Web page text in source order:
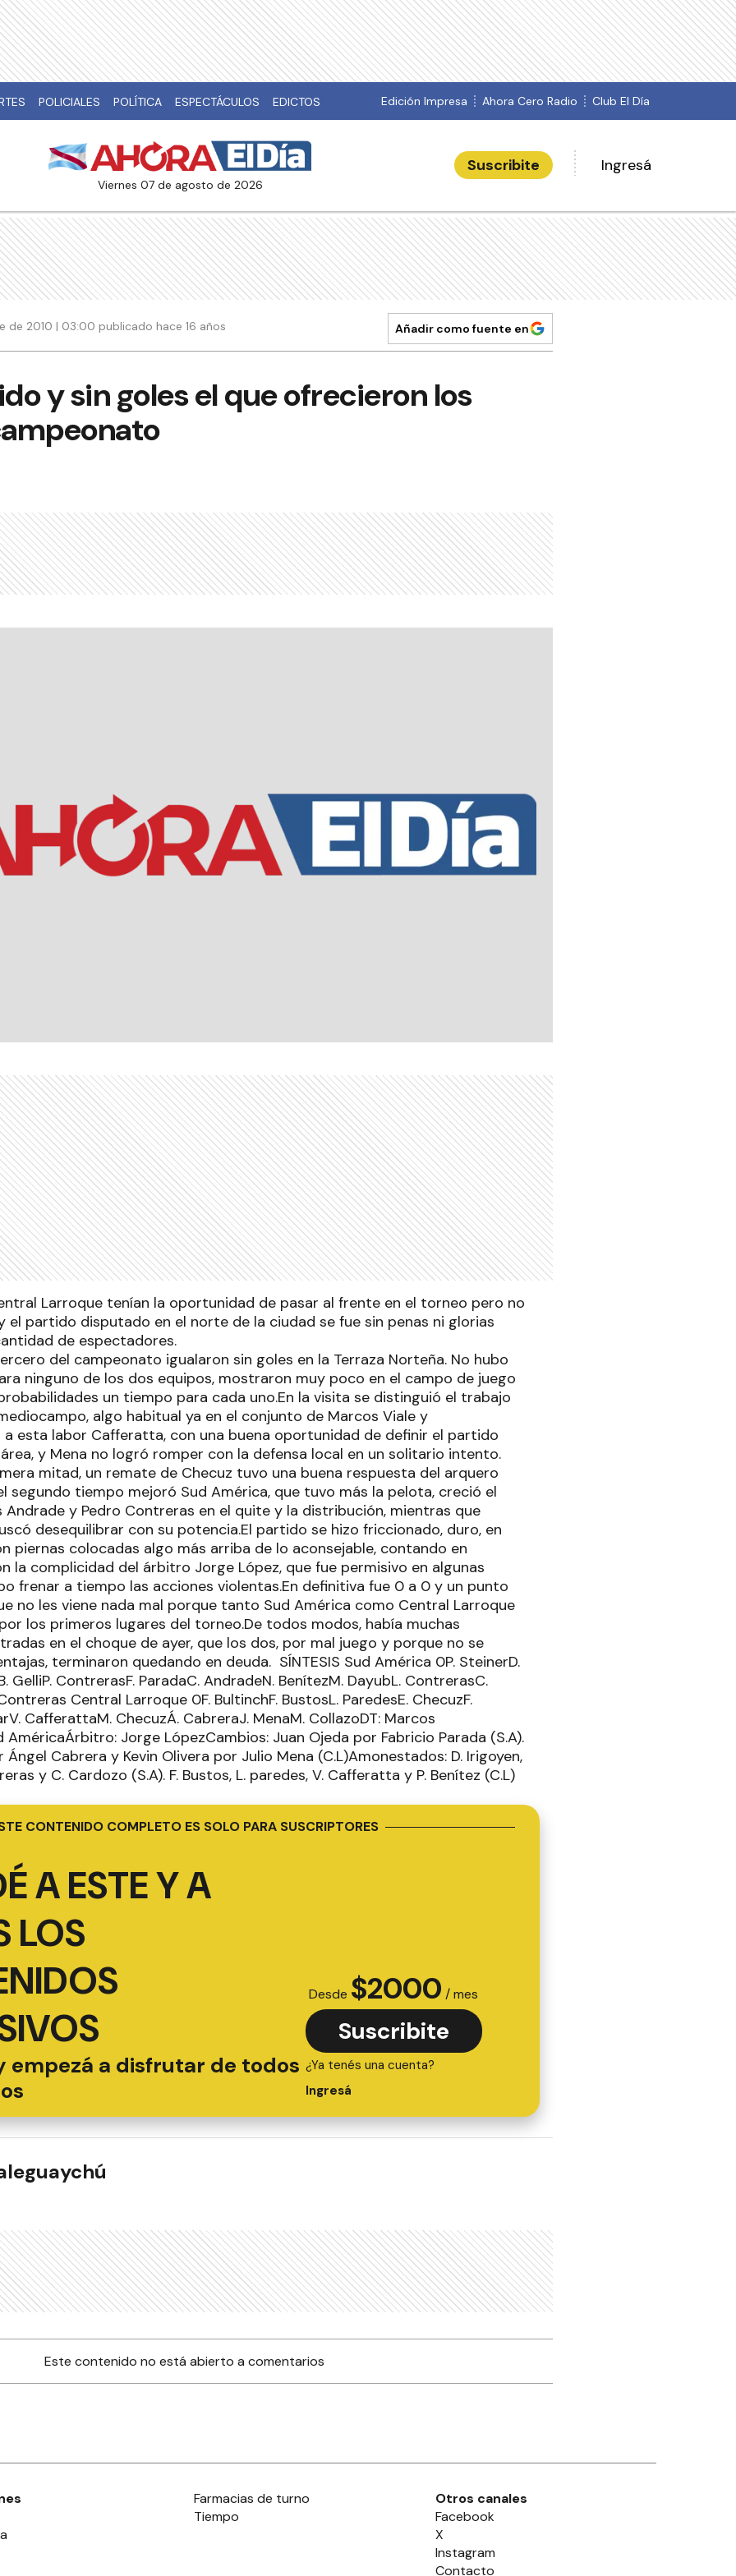
POLICIALES POLÍTICA ESPECTÁCULOS EDICTOS Edición Impresa Ahora Cero Radio Club El Día
viernes 07 de agosto de 2026
Suscribite Ingresá
de 2010 | 03:00 publicado hace 16 años Añadir como fuente en
y sin goles el que ofrecieron los
Larroque tenían la oportunidad de pasar al frente en el torneo pero no
el partido disputado en el norte de la ciudad se fue sin penas ni glorias
de espectadores.
del campeonato igualaron sin goles en la Terraza Norteña. No hubo
ninguno de los dos equipos, mostraron muy poco en el campo de juego
un tiempo para cada uno.En la visita se distinguió el trabajo
algo habitual ya en el conjunto de Marcos Viale y
esta labor Cafferatta, con una buena oportunidad de definir el partido
y Mena no logró romper con la defensa local en un solitario intento.
mitad, un remate de Checuz tuvo una buena respuesta del arquero
segundo tiempo mejoró Sud América, que tuvo más la pelota, creció el
y Pedro Contreras en el quite y la distribución, mientras que
desequilibrar con su potencia.El partido se hizo friccionado, duro, en
piernas colocadas algo más arriba de lo aconsejable, contando en
la complicidad del árbitro Jorge López, que fue permisivo en algunas
frenar a tiempo las acciones violentas.En definitiva fue 0 a 0 y un punto
no les viene nada mal porque tanto Sud América como Central Larroque
los primeros lugares del torneo.De todos modos, había muchas
en el choque de ayer, que los dos, por mal juego y porque no se
terminaron quedando en deuda. SÍNTESIS Sud América 0P. SteinerD.
GelliP. ContrerasF. ParadaC. AndradeN. BenítezM. DayubL. ContrerasC.
Central Larroque 0F. BultinchF. BustosL. ParedesE. ChecuzF.
CafferattaM. ChecuzÁ. CabreraJ. MenaM. CollazoDT: Marcos
AméricaÁrbitro: Jorge LópezCambios: Juan Ojeda por Fabricio Parada (S.A).
Ángel Cabrera y Kevin Olivera por Julio Mena (C.L)Amonestados: D. Irigoyen,
y C. Cardozo (S.A). F. Bustos, L. paredes, V. Cafferatta y P. Benítez (C.L)
CONTENIDO COMPLETO ES SOLO PARA SUSCRIPTORES
A ESTE Y A
LOS
empezá a disfrutar de todos
Desde $2000 / mes
Suscribite
¿Ya tenés una cuenta?
Ingresá
Este contenido no está abierto a comentarios
Farmacias de turno
Tiempo
Otros canales
Facebook
X
Instagram
Contacto